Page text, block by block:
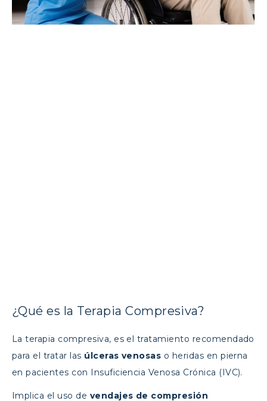
¿Qué es la Terapia Compresiva?
La terapia compresiva, es el tratamiento recomendado
para el tratar las úlceras venosas o heridas en pierna
en pacientes con Insuficiencia Venosa Crónica (IVC).
Implica el uso de vendajes de compresión